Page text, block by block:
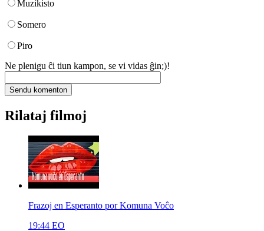
Muzikisto
Somero
Piro
Ne plenigu ĉi tiun kampon, se vi vidas ĝin;)!
Rilataj filmoj
Frazoj en Esperanto por Komuna Voĉo
19:44 EO